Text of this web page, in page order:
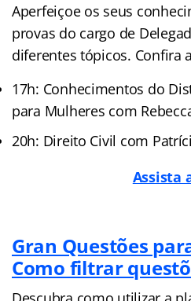
Aperfeiçoe os seus
provas do cargo de
diferentes tópicos. Confira
17h: Conhecimentos do
para Mulheres com
20h: Direito Civil com
Assista
Gran Questões
Como filtrar